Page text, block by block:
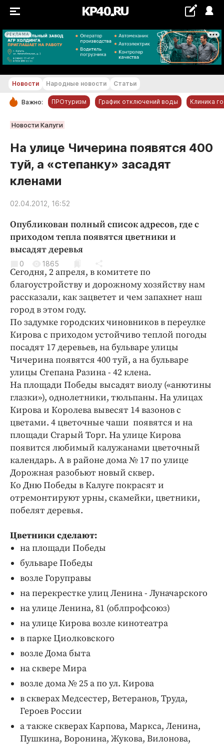
РЕКЛАМА
+22...+23 °С
РУБРИКИ
Новости компаний
Статьи
Народные новости
Авто и транспорт
Культура
Недвижимость и ЖКХ
Образование
Общество
Погода
Праздники
Происшествия
Спорт
Экономика и бизнес
ПРОЕКТЫ
Блоги
Издания
Медиаперсона
Интересное чтиво
Клиника года
Бренд года
Работодатель года
Новости Народные новости Статьи
Важно: ПРОтуризм График отключений воды Клиника
Новости Калуги
На улице Чичерина появятся 400
туй, а «степанку» засадят
кленами
02.04.2012, 16:52
Опубликован полный список адресов, где с
приходом тепла появятся цветники и
высадят деревья
0 1865
Сегодня, 2 апреля, в комитете по
благоустройству и дорожному хозяйству нам
рассказали, как зацветет и чем запахнет наш
город в этом году.
По задумке городских чиновников в переулке
Кирова с приходом устойчиво теплой погоды
посадят 17 деревьев, на бульваре улицы
Чичерина появятся 400 туй, а на бульваре
улицы Степана Разина - 42 клена.
На площади Победы высадят виолу («анютины
глазки»), однолетники, тюльпаны. На улицах
Кирова и Королева вывесят 14 вазонов с
цветами. 4 цветочные чаши появятся и на
площади Старый Торг. На улице Кирова
появится любимый калужанами цветочный
календарь. А в районе дома № 17 по улице
Дорожная разобьют новый сквер.
Ко Дню Победы в Калуге покрасят и
отремонтируют урны, скамейки, цветники,
побелят деревья.
Цветники сделают:
на площади Победы
бульваре Победы
возле Горуправы
на перекрестке улиц Ленина - Луначарского
на улице Ленина, 81 (облпрофсоюз)
на улице Кирова возле кинотеатра
в парке Циолковского
возле Дома быта
на сквере Мира
возле дома № 25 а по ул. Кирова
в скверах Медсестер, Ветеранов, Труда,
Героев России
а также скверах Карпова, Маркса, Ленина,
Пушкина, Воронина, Жукова, Вилонова,